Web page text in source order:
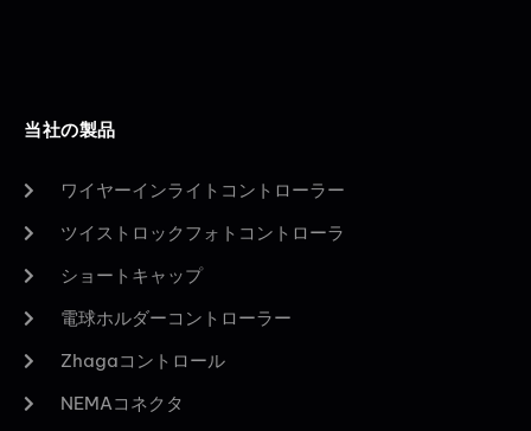
当社の製品
ワイヤーインライトコントローラー
ツイストロックフォトコントローラ
ショートキャップ
電球ホルダーコントローラー
Zhagaコントロール
NEMAコネクタ